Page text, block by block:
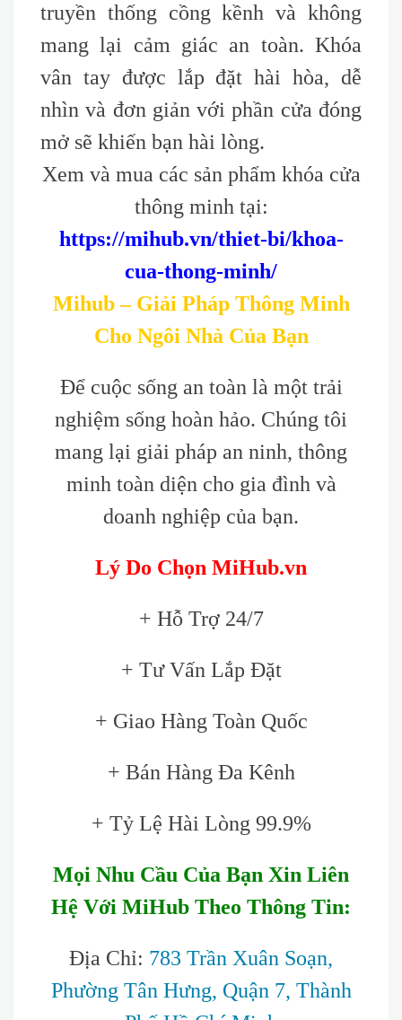
truyền thống cồng kềnh và không
mang lại cảm giác an toàn. Khóa
vân tay được lắp đặt hài hòa, dễ
nhìn và đơn giản với phần cửa đóng
mở sẽ khiến bạn hài lòng.
Xem và mua các sản phẩm khóa cửa
thông minh tại:
https://mihub.vn/thiet-bi/khoa-
cua-thong-minh/
Mihub – Giải Pháp Thông Minh
Cho Ngôi Nhà Của Bạn
Để cuộc sống an toàn là một trải
nghiệm sống hoàn hảo. Chúng tôi
mang lại giải pháp an ninh, thông
minh toàn diện cho gia đình và
doanh nghiệp của bạn.
Lý Do Chọn MiHub.vn
+ Hỗ Trợ 24/7
+ Tư Vấn Lắp Đặt
+ Giao Hàng Toàn Quốc
+ Bán Hàng Đa Kênh
+ Tỷ Lệ Hài Lòng 99.9%
Mọi Nhu Cầu Của Bạn Xin Liên
Hệ Với MiHub Theo Thông Tin:
Địa Chỉ: 783 Trần Xuân Soạn,
Phường Tân Hưng, Quận 7, Thành